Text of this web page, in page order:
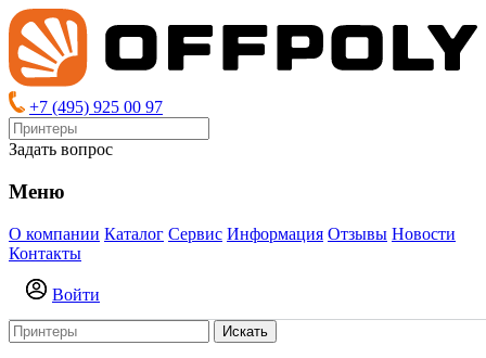
+7 (495) 925 00 97
Задать вопрос
Меню
О компании Каталог Сервис Информация Отзывы Новости
Контакты
Войти
Искать